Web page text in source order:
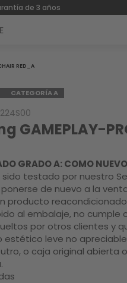
de 3 años
RED_A
CATEGORÍA A
GAMEPLAY-
GRADO A: COMO NUEVO
testado por nuestro
de nuevo a la
producto
al embalaje, no
por otros clientes y
estético leve no
o caja original abierta